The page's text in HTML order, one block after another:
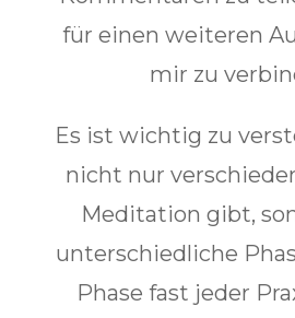
für einen weiteren
mir zu
Es ist wichtig zu
nicht nur
Meditation gibt,
unterschiedliche
Phase fast jeder